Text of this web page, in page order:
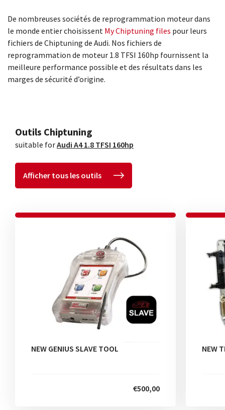
De nombreuses sociétés de reprogrammation moteur dans
le monde entier choisissent My Chiptuning files pour leurs
fichiers de Chiptuning de Audi. Nos fichiers de
reprogrammation de moteur 1.8 TFSI 160hp fournissent la
meilleure performance possible et des résultats dans les
marges de sécurité d’origine.
Outils Chiptuning
suitable forAudi A4 1.8 TFSI 160hp
Afficher tous les outils
NEW GENIUS SLAVE TOOL
€500,00
NEW